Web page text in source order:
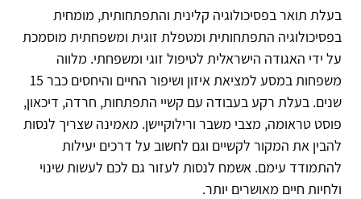
בעלת תואר בפסיכולוגיה קלינית והתפתחותית, מומחית
בפסיכולוגיה התפתחותית ומטפלת זוגית ומשפחתית מוסמכת
על ידי האגודה הישראלית לטיפול זוגי ומשפחתי. מלווה
משפחות במסע למציאת איזון ושיפור החיים והיחסים כבר 15
שנים. בעלת רקע בעבודה עם קשיי התפתחות, חרדה, דיכאון,
פוסט טראומה, מצבי משבר ורילוקיישן. מאמינה שצריך לנסות
להבין את המקור לקשיים וגם לחשוב על דרכים יעילות
להתמודד עימם. אשמח לנסות לעזור גם לכם לעשות שינוי
ולחיות חיים מאושרים יותר.